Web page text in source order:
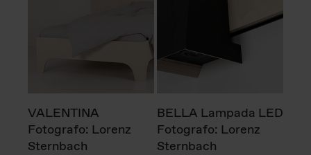
VALENTINA
Fotografo: Lorenz
Sternbach
BELLA Lampada LED
Fotografo: Lorenz
Sternbach